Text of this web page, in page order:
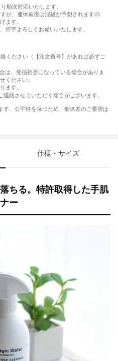
順次対応いたします。
が、連休前後は混雑が予想されますの
ます。
何卒よろしくお願いいたします。
ください（【注文番号】があれば必ずご
は、受信拒否になっている場合がありま
ください。
ます。
絡させていただく場合がございます。
す。公平性を保つため、個体差のご要望は
仕様・サイズ
ちる。特許取得した手肌
ー